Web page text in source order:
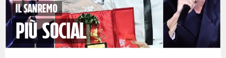
Il Sanremo
più social